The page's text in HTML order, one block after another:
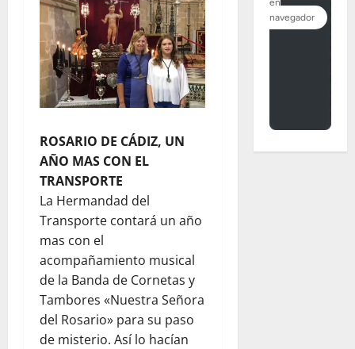
ROSARIO DE CÁDIZ, UN
AÑO MAS CON EL
TRANSPORTE
La Hermandad del
Transporte contará un año
mas con el
acompañamiento musical
de la Banda de Cornetas y
Tambores «Nuestra Señora
del Rosario» para su paso
de misterio. Así lo hacían